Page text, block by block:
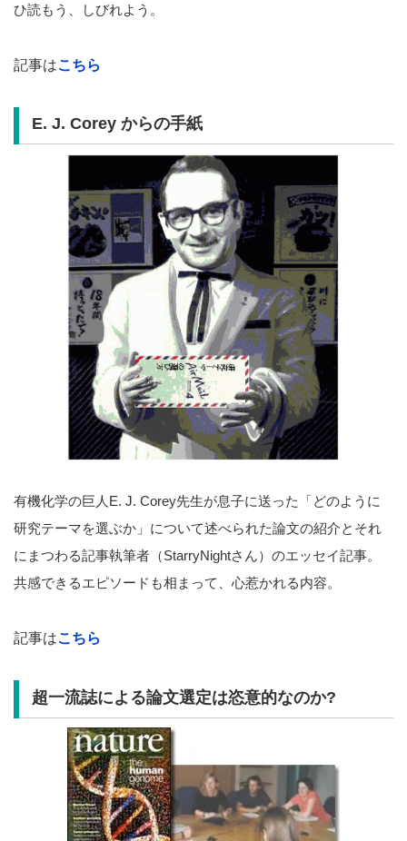
ひ読もう、しびれよう。
記事はこちら
E. J. Corey からの手紙
有機化学の巨人E. J. Corey先生が息子に送った「どのように
研究テーマを選ぶか」について述べられた論文の紹介とそれ
にまつわる記事執筆者（StarryNightさん）のエッセイ記事。
共感できるエピソードも相まって、心惹かれる内容。
記事はこちら
超一流誌による論文選定は恣意的なのか?